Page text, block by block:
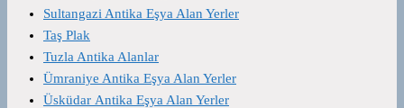
Sultangazi Antika Eşya Alan Yerler
Taş Plak
Tuzla Antika Alanlar
Ümraniye Antika Eşya Alan Yerler
Üsküdar Antika Eşya Alan Yerler